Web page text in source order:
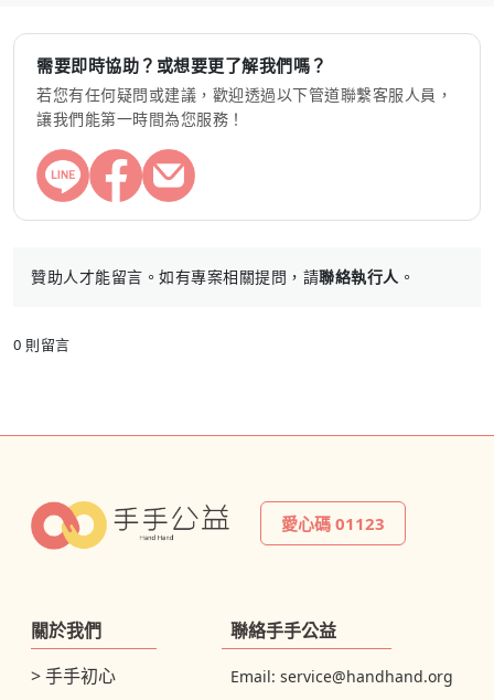
需要即時協助？或想要更了解我們嗎？
若您有任何疑問或建議，歡迎透過以下管道聯繫客服人員，
讓我們能第一時間為您服務！
贊助人才能留言。如有專案相關提問，請聯絡執行人 。
0 則留言
愛心碼 01123
關於我們
> 手手初心
聯絡手手公益
Email:service@handhand.org